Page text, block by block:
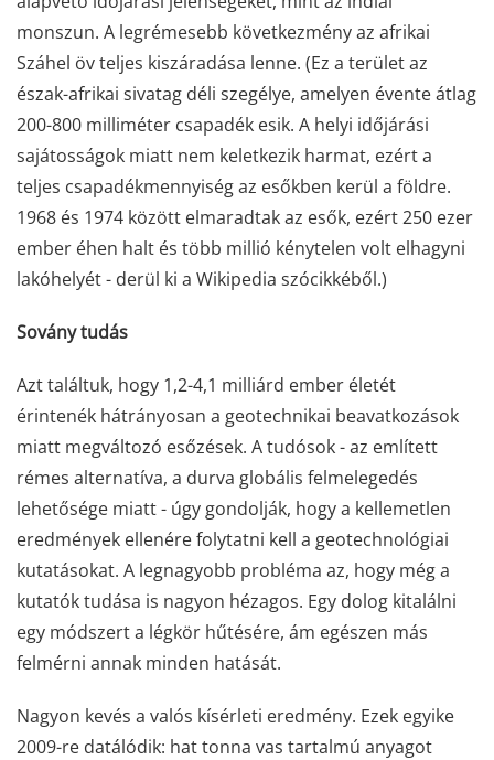
monszun. A legrémesebb következmény az afrikai
Száhel öv teljes kiszáradása lenne. (Ez a terület az
észak-afrikai sivatag déli szegélye, amelyen évente átlag
200-800 milliméter csapadék esik. A helyi időjárási
sajátosságok miatt nem keletkezik harmat, ezért a
teljes csapadékmennyiség az esőkben kerül a földre.
1968 és 1974 között elmaradtak az esők, ezért 250 ezer
ember éhen halt és több millió kénytelen volt elhagyni
lakóhelyét - derül ki a Wikipedia szócikkéből.)
Sovány tudás
Azt találtuk, hogy 1,2-4,1 milliárd ember életét
érintenék hátrányosan a geotechnikai beavatkozások
miatt megváltozó esőzések. A tudósok - az említett
rémes alternatíva, a durva globális felmelegedés
lehetősége miatt - úgy gondolják, hogy a kellemetlen
eredmények ellenére folytatni kell a geotechnológiai
kutatásokat. A legnagyobb probléma az, hogy még a
kutatók tudása is nagyon hézagos. Egy dolog kitalálni
egy módszert a légkör hűtésére, ám egészen más
felmérni annak minden hatását.
Nagyon kevés a valós kísérleti eredmény. Ezek egyike
2009-re datálódik: hat tonna vas tartalmú anyagot